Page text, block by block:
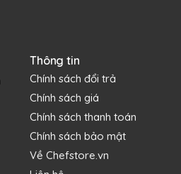
Thông tin
Chính sách đổi trả
Chính sách giá
Chính sách thanh toán
Chính sách bảo mật
Về Chefstore.vn